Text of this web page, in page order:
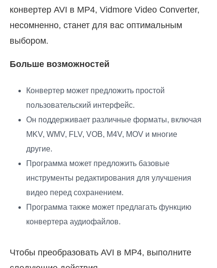
конвертер AVI в MP4, Vidmore Video Converter,
несомненно, станет для вас оптимальным
выбором.
Больше возможностей
Конвертер может предложить простой
пользовательский интерфейс.
Он поддерживает различные форматы, включая
MKV, WMV, FLV, VOB, M4V, MOV и многие
другие.
Программа может предложить базовые
инструменты редактирования для улучшения
видео перед сохранением.
Программа также может предлагать функцию
конвертера аудиофайлов.
Чтобы преобразовать AVI в MP4, выполните